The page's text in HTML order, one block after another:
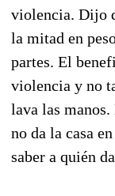
violencia. Dijo
la mitad en
partes. El
violencia y no
lava las
no da la casa
saber a quién